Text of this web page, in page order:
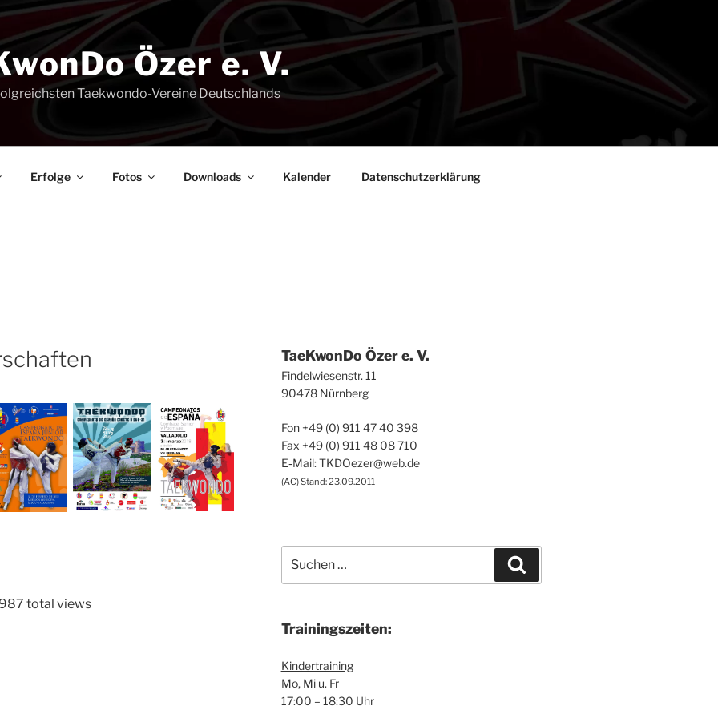
Özer e. V.
Taekwondo-Vereine Deutschlands
Erfol­ge Fotos Down­loads Kalen­der Daten­schutz­er­klä­rung
total views
Tae­Kwon­Do Özer e. V.
Fin­del­wie­sen­str. 11
90478 Nürn­berg
Fon +49 (0) 911 47 40 398
Fax +49 (0) 911 48 08 710
E‑Mail: TKDOezer@web.de
(AC) Stand: 23.09.2011
nach:
Trai­nings­zei­ten:
Kin­der­trai­ning
Mo, Mi u. Fr
17:00 – 18:30 Uhr